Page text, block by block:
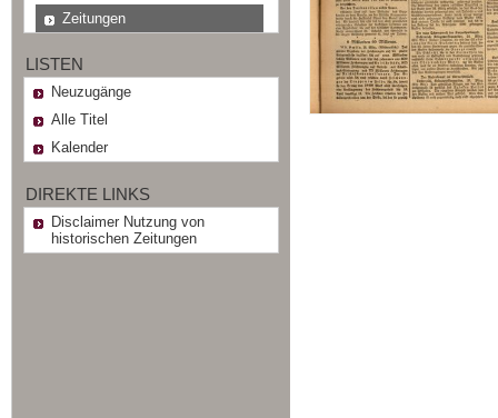
Zeitungen
LISTEN
Neuzugänge
Alle Titel
Kalender
DIREKTE LINKS
Disclaimer Nutzung von
historischen Zeitungen